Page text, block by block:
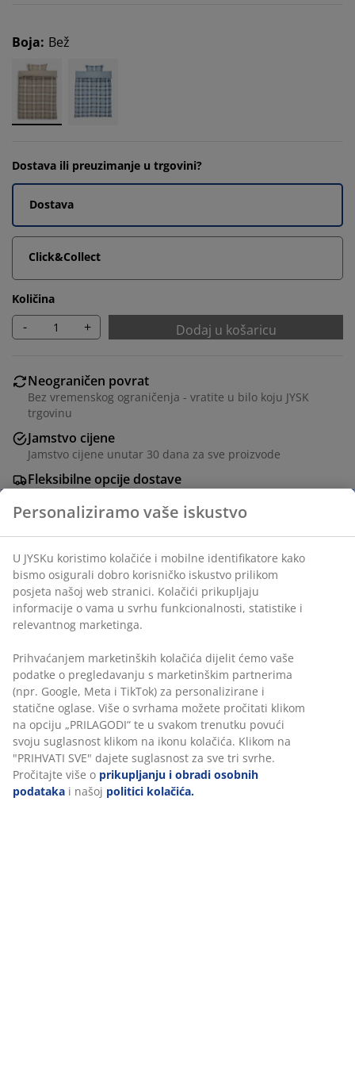
Boja: Bež
Dostava ili preuzimanje u trgovini?
Dostava
Click&Collect
Količina
- + Dodaj u košaricu
Neograničen povrat
Bez vremenskog ograničenja - vratite u bilo koju JYSK
trgovinu
Jamstvo cijene
Jamstvo cijene unutar 30 dana za sve proizvode
Fleksibilne opcije dostave
BROJ ARTIKLA: 1819680
Podaci o proizvodu
Komentari
(0)
Dostava
Personaliziramo vaše iskustvo
U JYSKu koristimo kolačiće i mobilne identifikatore kako
našoj web stranici. Kolačići prikupljaju informacije o vama
u svrhu funkcionalnosti, statistike i relevantnog
marketinga.
Prihvaćanjem marketinških kolačića dijelit ćemo vaše
podatke o pregledavanju s marketinškim partnerima (npr.
Google, Meta i TikTok) za personalizirane i statične oglase.
Više o svrhama možete pročitati klikom na opciju
„PRILAGODI“ te u svakom trenutku povući svoju suglasnost